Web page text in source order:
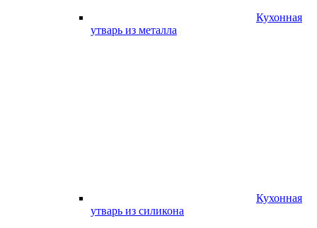
Кухонная
утварь из металла
Кухонная
утварь из силикона